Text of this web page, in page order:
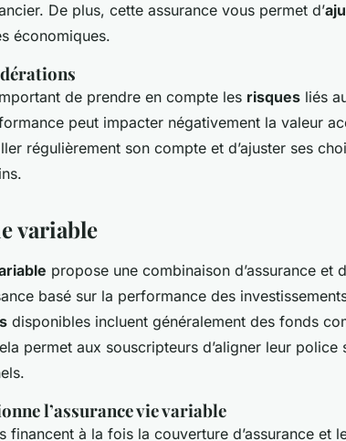
De plus, cette assurance vous permet d’
économiques.
de prendre en compte les risques liés
peut impacter négativement la valeur
régulièrement son compte et d’ajuster ses
variable
propose une combinaison d’assurance et
basé sur la performance des
disponibles incluent généralement des fonds
permet aux souscripteurs d’aligner leur police
l’assurance vie variable
financent à la fois la couverture d’assurance et